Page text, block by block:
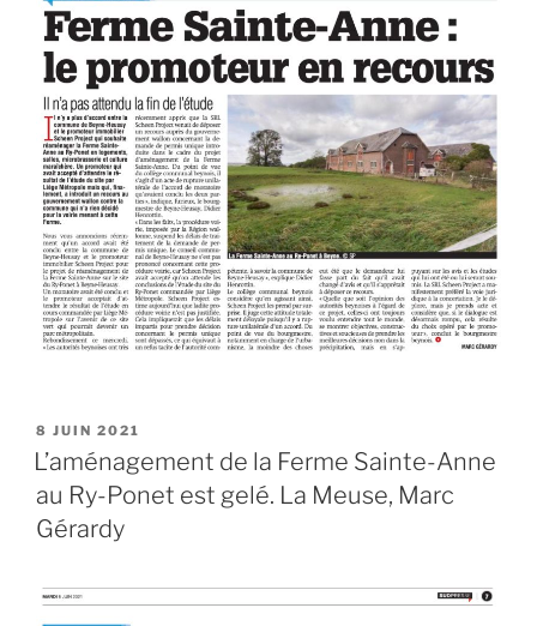
en
valeur
les
femmes
et
les
richesses
du
Ry-
Ponet »
PUBLIÉ
LE
8 JUIN 2021
L’aménagement de la Ferme Sainte-Anne
au Ry-Ponet est gelé. La Meuse, Marc
Gérardy